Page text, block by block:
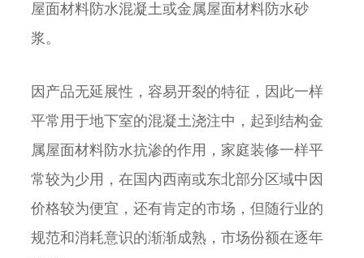
屋面材料防水混凝土或金属屋面材料防水砂
浆。
因产品无延展性，容易开裂的特征，因此一样
平常用于地下室的混凝土浇注中，起到结构金
属屋面材料防水抗渗的作用，家庭装修一样平
常较为少用，在国内西南或东北部分区域中因
价格较为便宜，还有肯定的市场，但随行业的
规范和消耗意识的渐渐成熟，市场份额在逐年